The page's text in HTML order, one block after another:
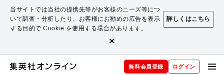
当サイトでは当社の提携先等がお客様のニーズ等につ
いて調査・分析したり、お客様にお勧めの広告を表示
する目的で Cookie を使用する場合があります。
詳しくはこちら
×
無料会員登録 ログイン